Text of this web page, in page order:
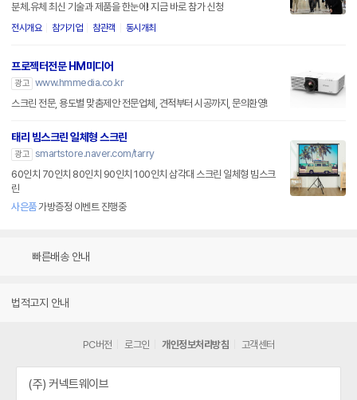
분체.유체 최신 기술과 제품을 한눈에! 지금 바로 참가 신청
전시개요 참가기업 참관객 동시개최
프로젝터전문 HM미디어
광고 www.hmmedia.co.kr
스크린 전문, 용도별 맞춤제안 전문업체, 견적부터 시공까지, 문의환영!
태리 빔스크린 일체형 스크린
광고 smartstore.naver.com/tarry
60인치 70인치 80인치 90인치 100인치 삼각대 스크린 일체형 빔스크
린
사은품가방증정 이벤트 진행중
빠른배송 안내
법적고지 안내
PC버전 로그인 개인정보처리방침 고객센터
(주) 커넥트웨이브